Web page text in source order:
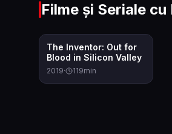
Filme și Seriale cu
7.0
The Inventor: Out for
Blood in Silicon Valley
2019· 119min